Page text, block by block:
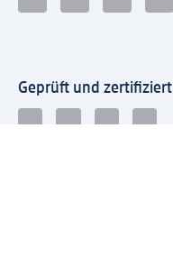
Geprüft und zertifiziert